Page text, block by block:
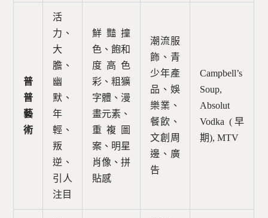
普
普
藝
術
活
力、
大
膽、
幽
默、
年
輕、
叛
逆、
引人
注目
鮮豔撞
色、飽和
度高色
彩、粗獷
字體、漫
畫元素、
重複圖
案、明星
肖像、拼
貼感
潮流服
飾、青
少年產
品、娛
樂業、
餐飲、
文創周
邊、廣
告
Campbell’s
Soup,
Absolut
Vodka (早
期), MTV